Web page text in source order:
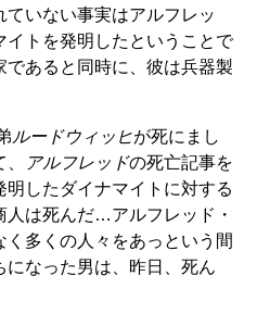
いない事実はアルフレッ
イトを発明したということで
あると同時に、彼は兵器製
ルードウィッヒが死にまし
アルフレッドの死亡記事を
したダイナマイトに対する
人は死んだ…アルフレッド・
く多くの人々をあっという間
なった男は、昨日、死ん